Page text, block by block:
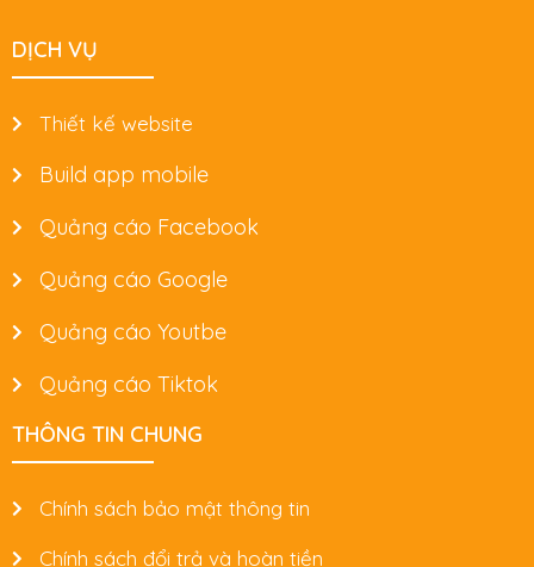
DỊCH VỤ
Thiết kế website
Build app mobile
Quảng cáo Facebook
Quảng cáo Google
Quảng cáo Youtbe
Quảng cáo Tiktok
THÔNG TIN CHUNG
Chính sách bảo mật thông tin
Chính sách đổi trả và hoàn tiền